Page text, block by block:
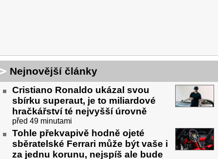
Nejnovější články
Cristiano Ronaldo ukázal svou
sbírku superaut, je to miliardové
hračkářství té nejvyšší úrovně
před 49 minutami
Tohle překvapivě hodně ojeté
sběratelské Ferrari může být vaše i
za jednu korunu, nejspíš ale bude